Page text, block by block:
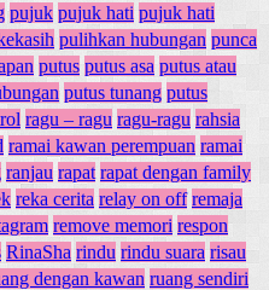
pujuk pujuk hati pujuk hati
pulihkan hubungan punca
putus putus asa putus atau
putus tunang putus
ragu – ragu ragu-ragu rahsia
ramai kawan perempuan ramai
ranjau rapat rapat dengan family
reka cerita relay on off remaja
remove memori respon
RinaSha rindu rindu suara risau
dengan kawan ruang sendiri